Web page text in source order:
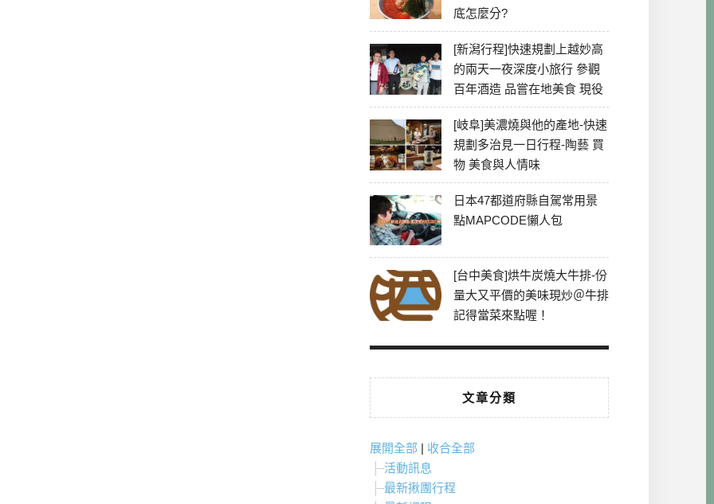
底怎麼分?
[新潟行程]快速規劃上越妙高
的兩天一夜深度小旅行 參觀
百年酒造 品嘗在地美食 現役
最老牌電影院
[岐阜]美濃燒與他的產地-快速
規劃多治見一日行程-陶藝 買
物 美食與人情味
日本47都道府縣自駕常用景
點MAPCODE懶人包
[台中美食]烘牛炭燒大牛排-份
量大又平價的美味現炒＠牛排
記得當菜來點喔！
文章分類
展開全部 | 收合全部
活動訊息
最新揪團行程